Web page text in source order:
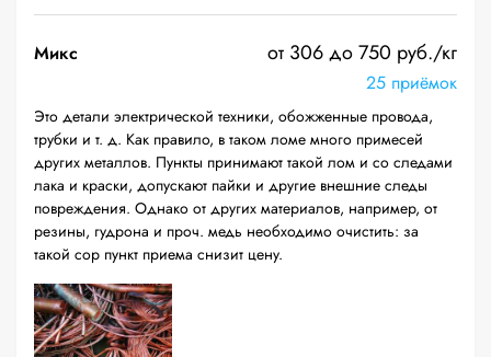
Микс от 306 до 750 руб./кг
25 приёмок
Это детали электрической техники, обожженные провода,
трубки и т. д. Как правило, в таком ломе много примесей
других металлов. Пункты принимают такой лом и со следами
лака и краски, допускают пайки и другие внешние следы
повреждения. Однако от других материалов, например, от
резины, гудрона и проч. медь необходимо очистить: за
такой сор пункт приема снизит цену.